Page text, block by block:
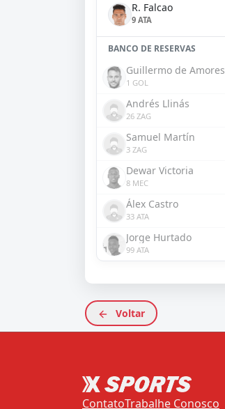
R. Falcao
9 ATA
BANCO DE RESERVAS
Guillermo de Amores
1 GOL
Andrés Llinás
26 ZAG
Samuel Martín
3 ZAG
Dewar Victoria
8 MEC
Álex Castro
33 ATA
Jorge Hurtado
99 ATA
Voltar
ContatoTrabalhe Conosco